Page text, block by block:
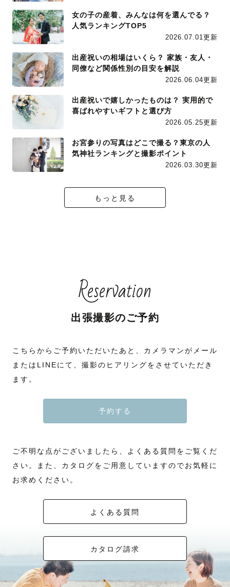
女の子の産着、みんなは何を選んでる？
人気ランキングTOP5
2026.07.01更新
出産祝いの相場はいくら？ 家族・友人・
同僚など関係性別の目安を解説
2026.06.04更新
出産祝いで嬉しかったものは？ 実用的で
喜ばれやすいギフトと選び方
2026.05.25更新
お宮参りの写真はどこで撮る？東京の人
気神社ランキングと撮影ポイント
2026.03.30更新
もっと見る
Reservation
出張撮影のご予約
こちらからご予約いただいたあと、カメラマンがメール
またはLINEにて、撮影のヒアリングをさせていただき
ます。
予約する
ご不明な点がございましたら、よくある質問をご覧くだ
さい。また、カタログをご用意していますのでお気軽に
お求めください。
よくある質問
カタログ請求